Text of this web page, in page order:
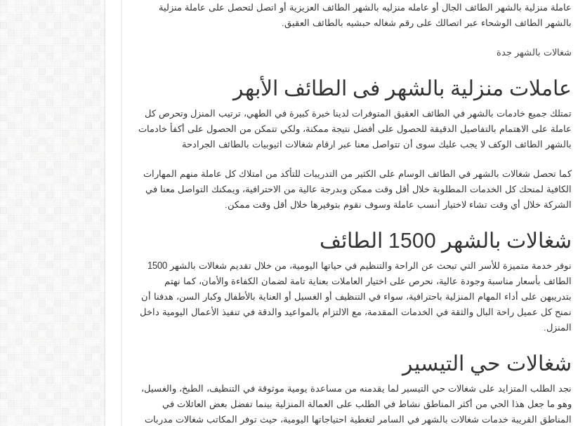
عاملة منزلية بالشهر الطائف الجال أو عامله منزليه بالشهر الطائف العزيزية أو اتصل لتحصل على عاملة منزلية
بالشهر الطائف الوشحاء عبر اتصالك على رقم شغاله حبشيه بالطائف العقيق.
شغالات بالشهر جدة
عاملات منزلية بالشهر فى الطائف الأبهر
تمتلك جميع خادمات بالشهر في الطائف العقيق المتوفرات لدينا خبرة كبيرة في الطهي، ترتيب المنزل وتحرص كل
عاملة على الاهتمام بالتفاصيل الدقيقة للحصول على أفضل نتيجة ممكنة، ولكي تتمكن من الحصول على أكفأ خادمات
بالشهر الطائف الوكف لا يجب عليك سوى أن تتواصل معنا عبر ارقام شغالات اثيوبيات بالطائف الجرادحة
كما تحصل شغالات بالشهر في الطائف الوسام على الكثير من التدريبات للتأكد من امتلاك كل عاملة منهم المهارات
الكافية لمنحك كل الخدمات المطلوبة خلال أقل وقت ممكن وبدرجة عالية من الاحترافية، ويمكنك التواصل معنا في
الشركة خلال أي وقت تشاء لاختيار أنسب عاملة وسوف نقوم بتوفيرها خلال أقل وقت ممكن.
شغالات بالشهر 1500 الطائف
نوفر خدمة متميزة للأسر التي تبحث عن الراحة والتنظيم في حياتها اليومية، من خلال تقديم شغالات بالشهر 1500
الطائف بأسعار مناسبة وجودة عالية، نحرص على اختيار العاملات بعناية تامة لضمان الكفاءة والأمان، كما نهتم
بتدريبهن على أداء المهام المنزلية باحترافية، سواء في التنظيف أو الغسيل أو العناية بالأطفال وكبار السن، هدفنا أن
نمنح كل عميل راحة البال والثقة في الخدمات المقدمة، مع الالتزام بالمواعيد والدقة في تنفيذ الأعمال اليومية داخل
المنزل.
شغالات حي التيسير
نجد الطلب المتزايد على شغالات حي التيسير لما يقدمنه من مساعدة يومية موثوقة في التنظيف، الطبخ، والغسيل،
وهو ما جعل هذا الحي من أكثر المناطق نشاط في الطلب على العمالة المنزلية بينما تفضل بعض العائلات في
المناطق القريبة خدمات شغالات بالشهر في السامر لتغطية احتياجاتها اليومية، حيث توفر المكاتب شغالات مدربات